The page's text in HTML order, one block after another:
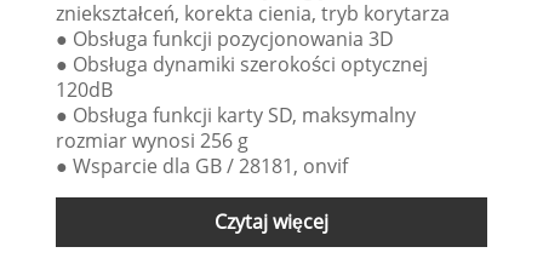
zniekształceń, korekta cienia, tryb korytarza
● Obsługa funkcji pozycjonowania 3D
● Obsługa dynamiki szerokości optycznej
120dB
● Obsługa funkcji karty SD, maksymalny
rozmiar wynosi 256 g
● Wsparcie dla GB / 28181, onvif
Czytaj więcej